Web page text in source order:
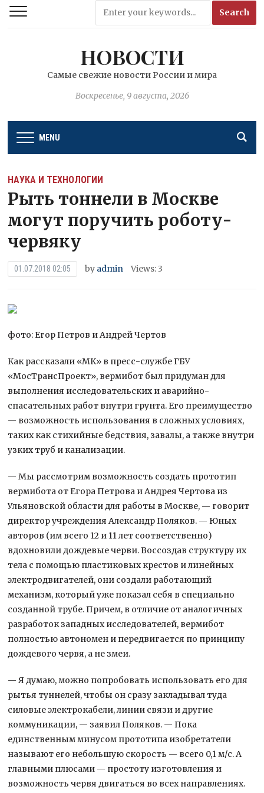
НОВОСТИ
Самые свежие новости России и мира
Воскресенье, 9 августа, 2026
MENU
НАУКА И ТЕХНОЛОГИИ
Рыть тоннели в Москве
могут поручить роботу-
червяку
01.07.2018 02:05 by admin Views: 3
фото: Егор Петров и Андрей Чертов
Как рассказали «МК» в пресс-службе ГБУ
«МосТрансПроект», вермибот был придуман для
выполнения исследовательских и аварийно-
спасательных работ внутри грунта. Его преимущество
— возможность использования в сложных условиях,
таких как стихийные бедствия, завалы, а также внутри
узких труб и канализации.
— Мы рассмотрим возможность создать прототип
вермибота от Егора Петрова и Андрея Чертова из
Ульяновской области для работы в Москве, — говорит
директор учреждения Александр Поляков. — Юных
авторов (им всего 12 и 11 лет соответственно)
вдохновили дождевые черви. Воссоздав структуру их
тела с помощью пластиковых крестов и линейных
электродвигателей, они создали работающий
механизм, который уже показал себя в специально
созданной трубе. Причем, в отличие от аналогичных
разработок западных исследователей, вермибот
полностью автономен и передвигается по принципу
дождевого червя, а не змеи.
— Я думаю, можно попробовать использовать его для
рытья туннелей, чтобы он сразу закладывал туда
силовые электрокабели, линии связи и другие
коммуникации, — заявил Поляков. — Пока
единственным минусом прототипа изобретатели
называют его небольшую скорость — всего 0,1 м/с. А
главными плюсами — простоту изготовления и
возможность червя двигаться во всех направлениях.